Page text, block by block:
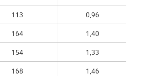
113
0,96
164
1,40
154
1,33
168
1,46